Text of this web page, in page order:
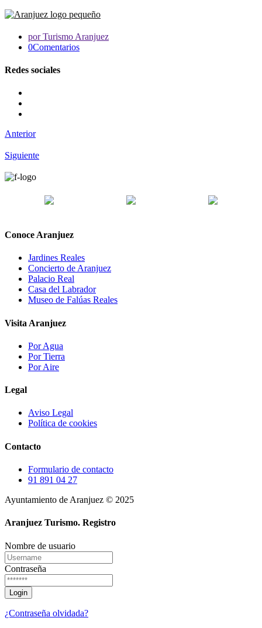
por Turismo Aranjuez
0Comentarios
Redes sociales
Anterior
Siguiente
Conoce Aranjuez
Jardines Reales
Concierto de Aranjuez
Palacio Real
Casa del Labrador
Museo de Falúas Reales
Visita Aranjuez
Por Agua
Por Tierra
Por Aire
Legal
Aviso Legal
Política de cookies
Contacto
Formulario de contacto
91 891 04 27
Ayuntamiento de Aranjuez © 2025
Aranjuez Turismo. Registro
Nombre de usuario
Contraseña
¿Contraseña olvidada?